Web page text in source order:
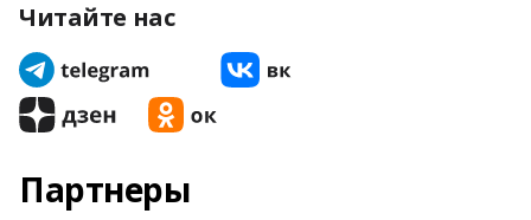
Читайте нас
Партнеры